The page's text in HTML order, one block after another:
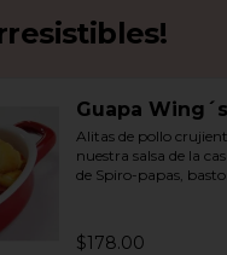
Guapa Wing´s
Alitas de pollo
nuestra salsa de la
de Spiro-papas,
$178.00